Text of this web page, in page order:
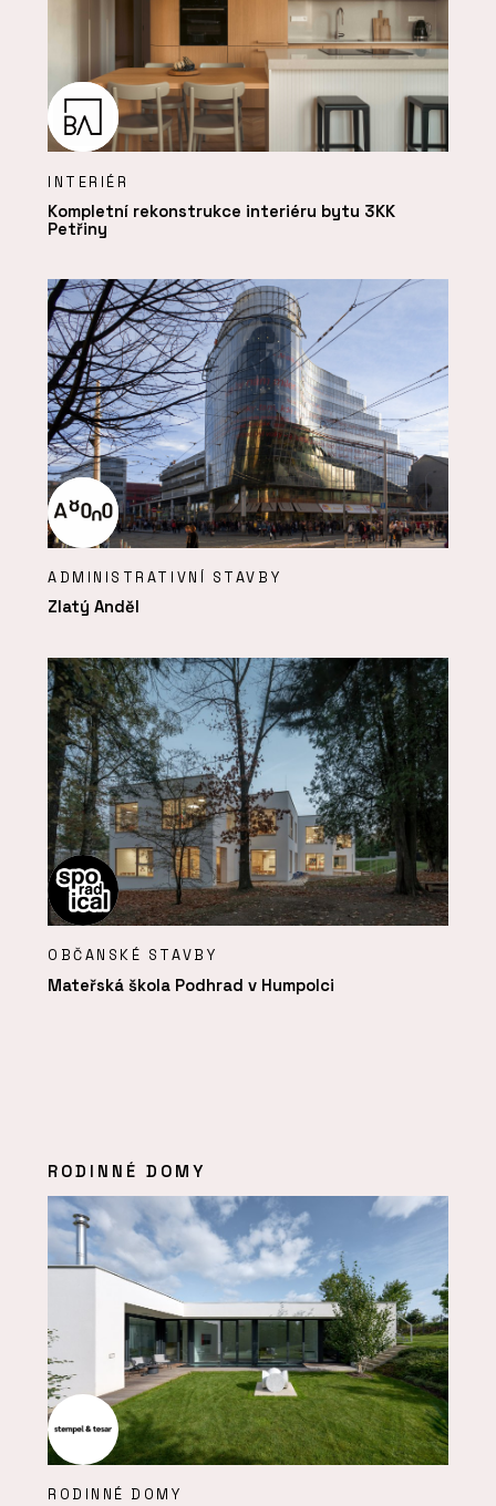
INTERIÉR
Kompletní rekonstrukce interiéru bytu 3KK
Petřiny
ADMINISTRATIVNÍ STAVBY
Zlatý Anděl
OBČANSKÉ STAVBY
Mateřská škola Podhrad v Humpolci
RODINNÉ DOMY
RODINNÉ DOMY